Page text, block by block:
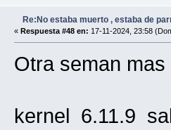
Re:No estaba muerto , estaba de
« Respuesta #48 en: 17-11-2024, 23:58
Otra seman mas
kernel 6.11.9